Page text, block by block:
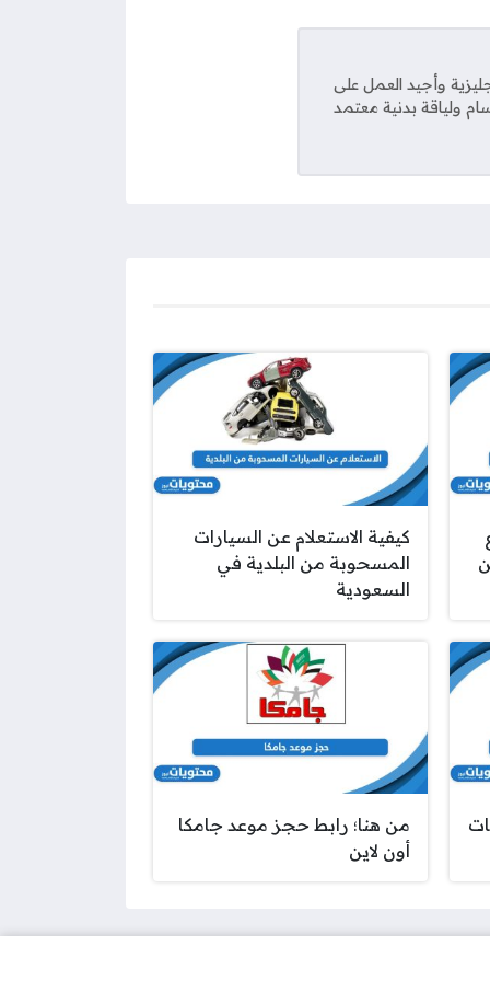
وأجيد العمل على
ولياقة بدنية معتمد
كيفية الاستعلام عن السيارات
المسحوبة من البلدية في
السعودية
من هنا؛ رابط حجز موعد جامكا
أون لاين